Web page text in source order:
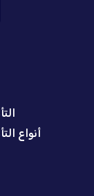
أنواع